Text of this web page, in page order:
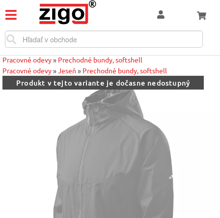
Pracovné odevy» Prechodné bundy, softshell
Pracovné odevy»Jeseň » Prechodné bundy, softshell
Produkt v tejto variante je dočasne nedostupný